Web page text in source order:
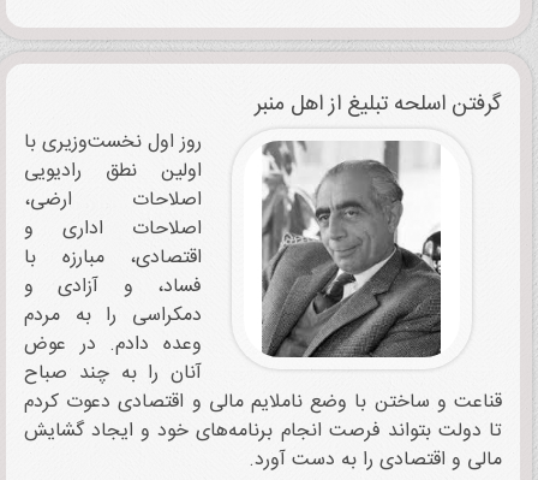
گرفتن اسلحه تبلیغ از اهل منبر
روز اول نخست‌وزیری با
اولین نطق رادیویی
اصلاحات ارضی،
اصلاحات اداری و
اقتصادی، مبارزه با
فساد، و آزادی و
دمکراسی را به مردم
وعده دادم. در عوض
آنان را به چند صباح
قناعت و ساختن با وضع ناملایم مالی و اقتصادی دعوت کردم
تا دولت بتواند فرصت انجام برنامه‌های خود و ایجاد گشایش
مالی و اقتصادی را به دست آ‌ورد.